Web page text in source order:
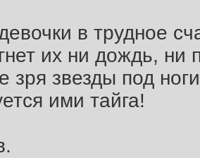
в трудное
их ни дождь, ни
зря звезды под
ими тайга!